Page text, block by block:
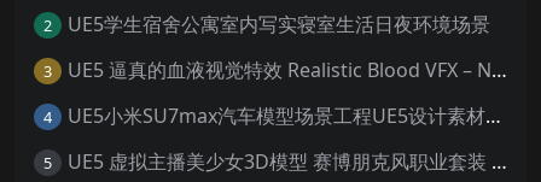
2 UE5学生宿舍公寓室内写实寝室生活日夜环境场景
3 UE5 逼真的血液视觉特效 Realistic Blood VFX – Niagara Blood Effects
4 UE5小米SU7max汽车模型场景工程UE5设计素材写实风格汽车工程
5 UE5 虚拟主播美少女3D模型 赛博朋克风职业套装 游戏角色素材